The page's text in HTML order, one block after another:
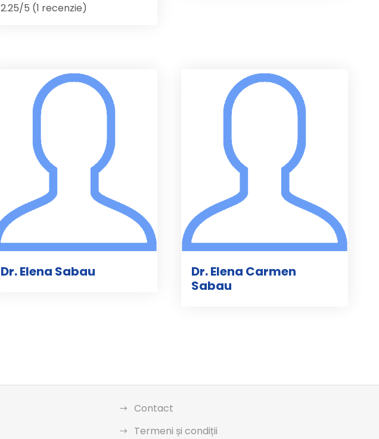
2.25/5 (1 recenzie)
Dr. Elena Sabau
Dr. Elena Carmen
Sabau
Contact
Termeni și condiții